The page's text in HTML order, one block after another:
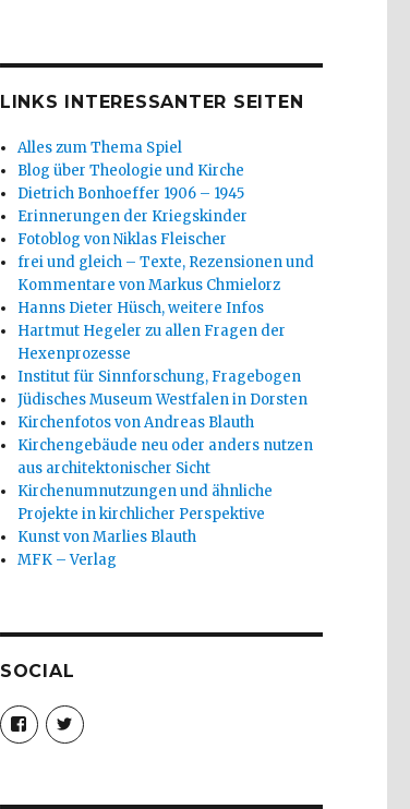
LINKS INTERESSANTER SEITEN
Alles zum Thema Spiel
Blog über Theologie und Kirche
Dietrich Bonhoeffer 1906 – 1945
Erinnerungen der Kriegskinder
Fotoblog von Niklas Fleischer
frei und gleich – Texte, Rezensionen und
Kommentare von Markus Chmielorz
Hanns Dieter Hüsch, weitere Infos
Hartmut Hegeler zu allen Fragen der
Hexenprozesse
Institut für Sinnforschung, Fragebogen
Jüdisches Museum Westfalen in Dorsten
Kirchenfotos von Andreas Blauth
Kirchengebäude neu oder anders nutzen
aus architektonischer Sicht
Kirchenumnutzungen und ähnliche
Projekte in kirchlicher Perspektive
Kunst von Marlies Blauth
MFK – Verlag
SOCIAL
Profil
von
christoph.fleischer1
anzeigen
Profil
von
anzeigen